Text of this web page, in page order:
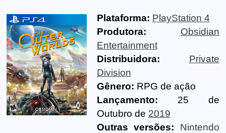
Plataforma: PlayStation 4
Produtora:
Obsidian
Entertainment
Distribuidora:
Private
Division
Gênero: RPG de ação
Lançamento: 25 de
Outubro de 2019
Outras versões:
Nintendo